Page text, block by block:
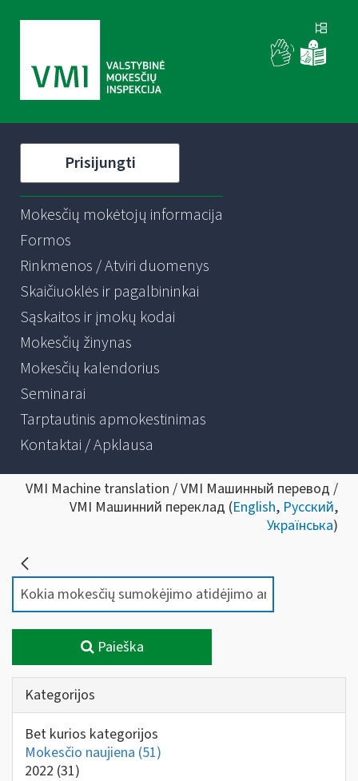
Prisijungti
Mokesčių mokėtojų informacija
Formos
Rinkmenos / Atviri duomenys
Skaičiuoklės ir pagalbininkai
Sąskaitos ir įmokų kodai
Mokesčių žinynas
Mokesčių kalendorius
Seminarai
Tarptautinis apmokestinimas
Kontaktai / Apklausa
VMI Machine translation / VMI Машинный перевод /
VMI Машинний переклад (English, Русский,
Українська)
Paieška
Kategorijos
Bet kurios kategorijos
Mokesčio naujiena (51)
2022 (31)